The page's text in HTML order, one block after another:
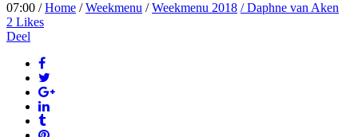
07:00 /Home /Weekmenu /Weekmenu 2018 / Daphne van Aken
2 Likes
Deel